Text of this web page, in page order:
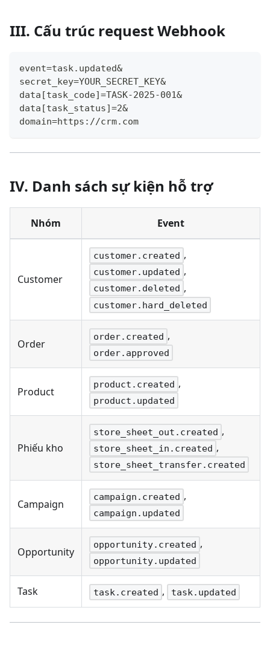
III. Cấu trúc request Webhook
event=task.updated&
secret_key=YOUR_SECRET_KEY&
data[task_code]=TASK-2025-001&
data[task_status]=2&
domain=https://crm.com
IV. Danh sách sự kiện hỗ trợ
Nhóm Event
Customer
customer.created ,
customer.updated ,
customer.deleted ,
customer.hard_deleted
Order
order.created ,
order.approved
Product
product.created ,
product.updated
Phiếu kho
store_sheet_out.created ,
store_sheet_in.created ,
store_sheet_transfer.created
Campaign
campaign.created ,
campaign.updated
Opportunity
opportunity.created ,
opportunity.updated
Task task.created , task.updated